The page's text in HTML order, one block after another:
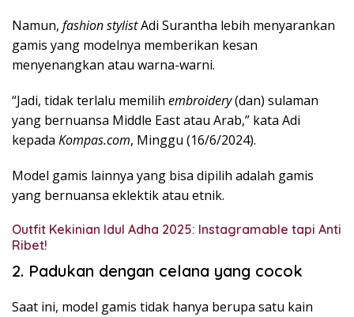
Namun, fashion stylistAdi Surantha lebih menyarankan
gamis yang modelnya memberikan kesan
menyenangkan atau warna-warni.
“Jadi, tidak terlalu memilih embroidery(dan) sulaman
yang bernuansa Middle East atau Arab,” kata Adi
kepada Kompas.com, Minggu (16/6/2024).
Model gamis lainnya yang bisa dipilih adalah gamis
yang bernuansa eklektik atau etnik.
Outfit Kekinian Idul Adha 2025: Instagramable tapi Anti
Ribet!
2. Padukan dengan celana yang cocok
Saat ini, model gamis tidak hanya berupa satu kain